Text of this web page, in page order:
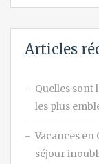
Articles
Quelles sont
les plus
Vacances
séjour